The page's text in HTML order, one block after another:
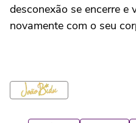
desconexão se encerre e
novamente com o seu